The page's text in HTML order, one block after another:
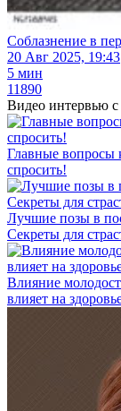
Соблазнение в
20 Авг 2025, 19:43
5 мин
11890
Видео интервью
Главные вопросы
спросить!
Лучшие позы в
Секреты для
Влияние
влияет на